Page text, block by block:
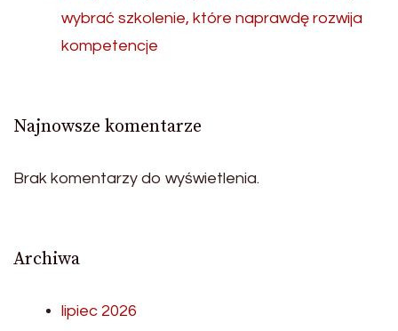
wybrać szkolenie, które naprawdę rozwija
kompetencje
Najnowsze komentarze
Brak komentarzy do wyświetlenia.
Archiwa
lipiec 2026